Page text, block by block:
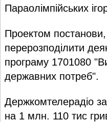
Параолімпійських
Проектом
перерозподілити
програму 1701080
державних потреб".
Держкомтелерадіо
на 1 млн. 110 тис